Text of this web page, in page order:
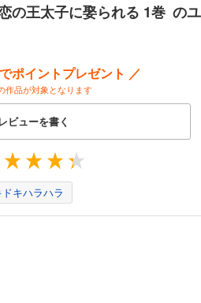
の王太子に娶られる 1巻 のユ
ポイントプレゼント ／
作品が対象となります
レビューを書く
ドキハラハラ